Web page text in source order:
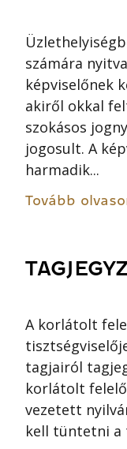
számára
képviselőnek
akiről okkal
szokásos
jogosult. A
harmadik...
Tovább
A korlátolt
tagjairól
korlátolt
vezetett
kell tüntetni a